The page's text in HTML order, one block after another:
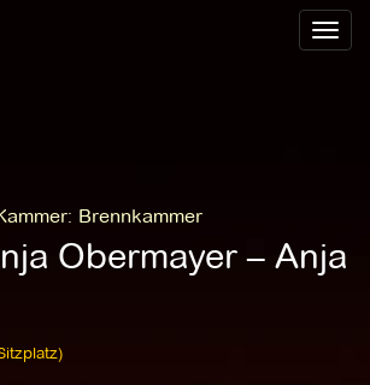
Toggle
: Brennkammer
Obermayer – Anja